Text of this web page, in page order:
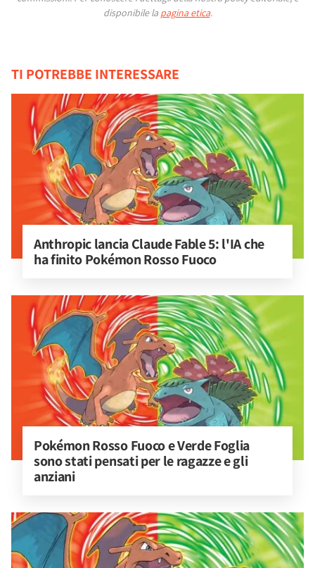
disponibile la pagina etica.
TI POTREBBE INTERESSARE
Anthropic lancia Claude Fable 5: l'IA che
ha finito Pokémon Rosso Fuoco
Pokémon Rosso Fuoco e Verde Foglia
sono stati pensati per le ragazze e gli
anziani